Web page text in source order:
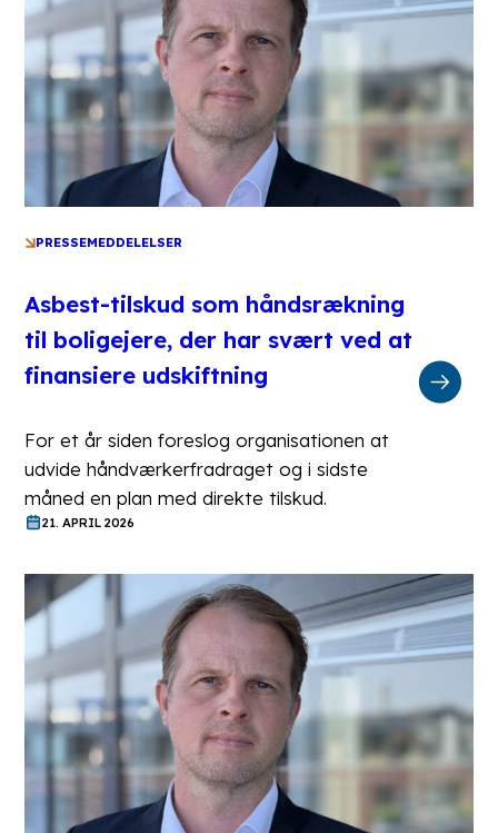
PRESSEMEDDELELSER
Asbest-tilskud som håndsrækning
til boligejere, der har svært ved at
finansiere udskiftning
For et år siden foreslog organisationen at
udvide håndværkerfradraget og i sidste
måned en plan med direkte tilskud.
21. APRIL 2026